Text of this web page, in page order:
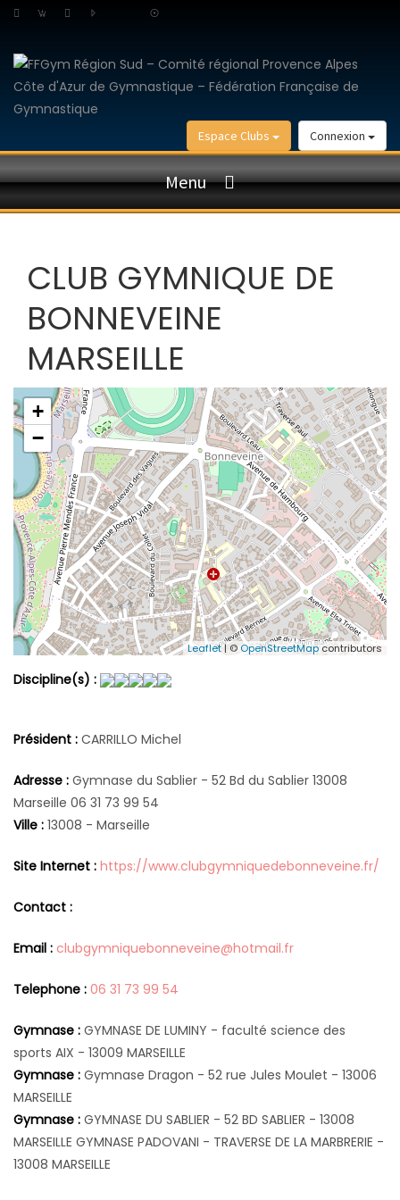
Connexion
Espace Clubs
Menu
CLUB GYMNIQUE DE
BONNEVEINE
MARSEILLE
+
−
Leaflet| © OpenStreetMapcontributors
Discipline(s) :
Président : CARRILLO Michel
Adresse : Gymnase du Sablier - 52 Bd du Sablier 13008
Marseille 06 31 73 99 54
Ville : 13008 - Marseille
Site Internet : https://www.clubgymniquedebonneveine.fr/
Contact :
Email : clubgymniquebonneveine@hotmail.fr
Telephone : 06 31 73 99 54
Gymnase : GYMNASE DE LUMINY - faculté science des
sports AIX - 13009 MARSEILLE
Gymnase : Gymnase Dragon - 52 rue Jules Moulet - 13006
MARSEILLE
Gymnase : GYMNASE DU SABLIER - 52 BD SABLIER - 13008
MARSEILLE GYMNASE PADOVANI - TRAVERSE DE LA MARBRERIE -
13008 MARSEILLE